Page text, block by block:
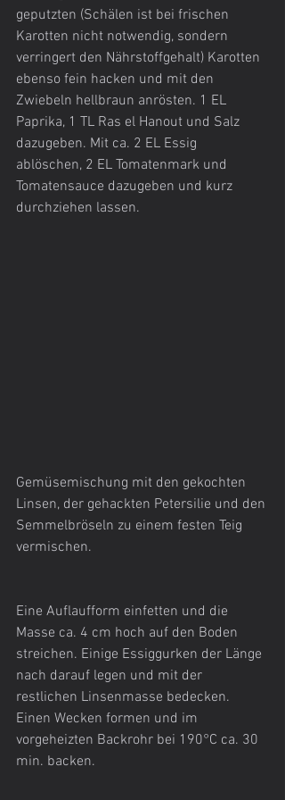
geputzten (Schälen ist bei frischen
Karotten nicht notwendig, sondern
verringert den Nährstoffgehalt) Karotten
ebenso fein hacken und mit den
Zwiebeln hellbraun anrösten. 1 EL
Paprika, 1 TL Ras el Hanout und Salz
dazugeben. Mit ca. 2 EL Essig
ablöschen, 2 EL Tomatenmark und
Tomatensauce dazugeben und kurz
durchziehen lassen.
Gemüsemischung mit den gekochten
Linsen, der gehackten Petersilie und den
Semmelbröseln zu einem festen Teig
vermischen.
Eine Auflaufform einfetten und die
Masse ca. 4 cm hoch auf den Boden
streichen. Einige Essiggurken der Länge
nach darauf legen und mit der
restlichen Linsenmasse bedecken.
Einen Wecken formen und im
vorgeheizten Backrohr bei 190°C ca. 30
min. backen.